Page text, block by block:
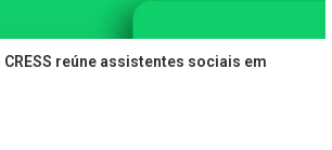
reúne assistentes sociais em